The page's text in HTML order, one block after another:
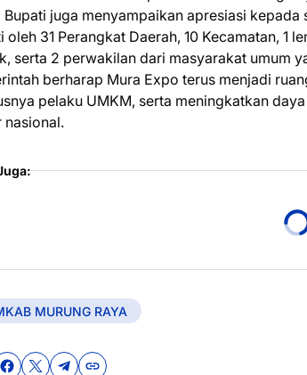
Bupati juga menyampaikan apresiasi kepada
oleh 31 Perangkat Daerah, 10 Kecamatan, 1
serta 2 perwakilan dari masyarakat umum
berharap Mura Expo terus menjadi
pelaku UMKM, serta meningkatkan
nasional.
MURUNG RAYA